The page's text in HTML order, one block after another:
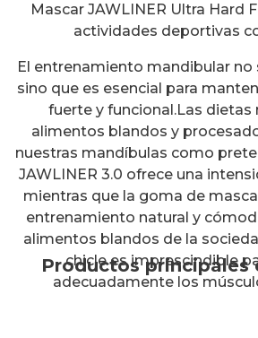
Productos principales
Mascar JAWLINER Ultra Hard
actividades deportivas
El entrenamiento mandibular no
sino que es esencial para
fuerte y funcional.Las dietas
alimentos blandos y
nuestras mandíbulas como
JAWLINER 3.0 ofrece una
mientras que la goma de
entrenamiento natural y
alimentos blandos de la
chicle es imprescindible
adecuadamente los